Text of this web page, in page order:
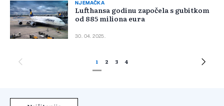
NJEMAČKA
Lufthansa godinu započela s gubitkom
od 885 miliona eura
30. 04. 2025.
1 2 3 4